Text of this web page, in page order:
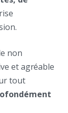
non
et agréable
tout